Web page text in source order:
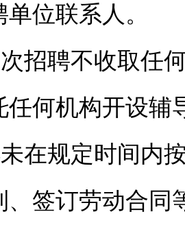
单位联系人。
招聘不收取任
任何机构开设辅
规定时间内按
、签订劳动合同